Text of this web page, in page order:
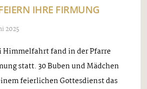
IHRE FIRMUNG
2025
Himmelfahrt fand in der Pfarre
statt. 30 Buben und Mädchen
feierlichen Gottesdienst das